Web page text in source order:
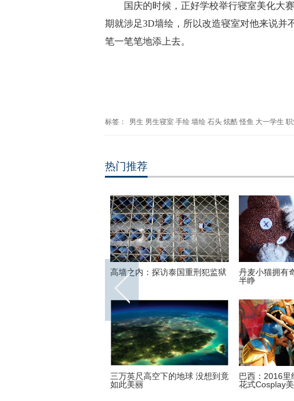
国庆的时候，正好学校举行寝室美化大
期就涉足3D墙绘，所以改造寝室对他来说并
笔一笔笔地添上去。
标签： 男生 男生寝室 手绘 墙绘 石头 炫酷 怪鱼 大一学生
热门推荐
高墙之内：探访泰国重刑犯监狱
丹麦小猫拥有
半睁
三万英尺高空下的地球 没想到竟
如此美丽
巴西：2016里
花式Cosplay